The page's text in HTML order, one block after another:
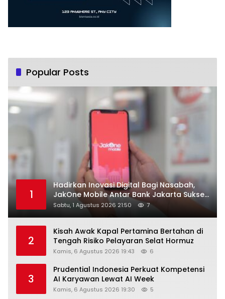
Popular Posts
1
Hadirkan Inovasi Digital Bagi Nasabah,
JakOne Mobile Antar Bank Jakarta Sukses
Raih Digital Excellence Awards 2026
Sabtu, 1 Agustus 2026 21:50 7
2
Kisah Awak Kapal Pertamina Bertahan di
Tengah Risiko Pelayaran Selat Hormuz
Kamis, 6 Agustus 2026 19:43 6
3
Prudential Indonesia Perkuat Kompetensi
AI Karyawan Lewat AI Week
Kamis, 6 Agustus 2026 19:30 5